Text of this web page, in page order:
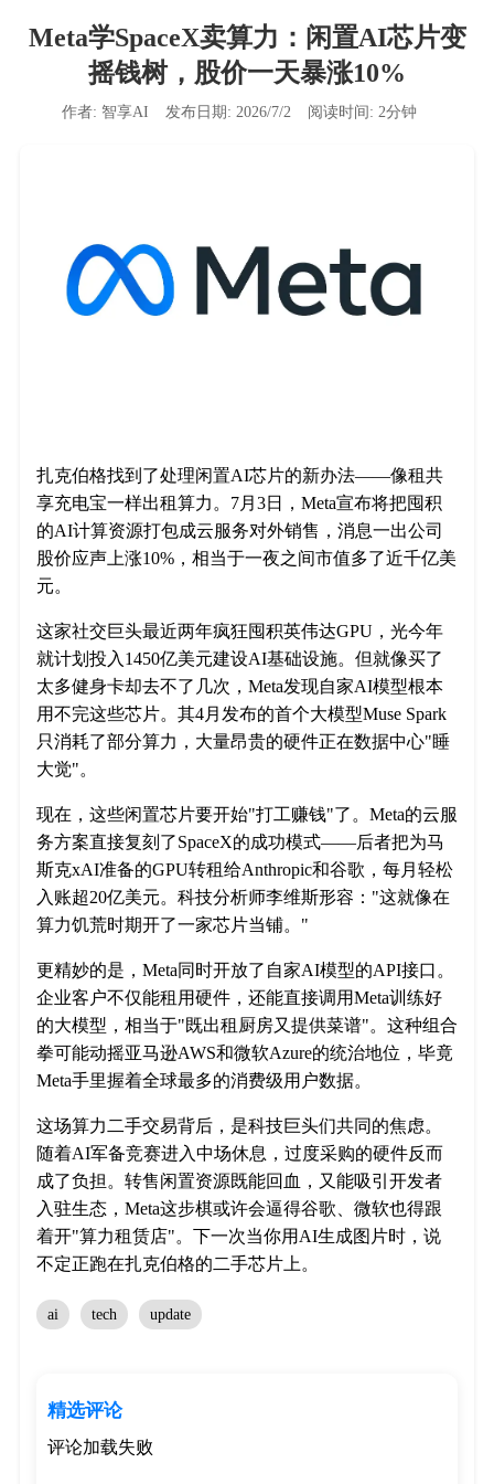
Meta学SpaceX卖算力：闲置AI芯片变
摇钱树，股价一天暴涨10%
作者: 智享AI 发布日期: 2026/7/2 阅读时间: 2分钟
扎克伯格找到了处理闲置AI芯片的新办法——像租共
享充电宝一样出租算力。7月3日，Meta宣布将把囤积
的AI计算资源打包成云服务对外销售，消息一出公司
股价应声上涨10%，相当于一夜之间市值多了近千亿美
元。
这家社交巨头最近两年疯狂囤积英伟达GPU，光今年
就计划投入1450亿美元建设AI基础设施。但就像买了
太多健身卡却去不了几次，Meta发现自家AI模型根本
用不完这些芯片。其4月发布的首个大模型Muse Spark
只消耗了部分算力，大量昂贵的硬件正在数据中心"睡
大觉"。
现在，这些闲置芯片要开始"打工赚钱"了。Meta的云服
务方案直接复刻了SpaceX的成功模式——后者把为马
斯克xAI准备的GPU转租给Anthropic和谷歌，每月轻松
入账超20亿美元。科技分析师李维斯形容："这就像在
算力饥荒时期开了一家芯片当铺。"
更精妙的是，Meta同时开放了自家AI模型的API接口。
企业客户不仅能租用硬件，还能直接调用Meta训练好
的大模型，相当于"既出租厨房又提供菜谱"。这种组合
拳可能动摇亚马逊AWS和微软Azure的统治地位，毕竟
Meta手里握着全球最多的消费级用户数据。
这场算力二手交易背后，是科技巨头们共同的焦虑。
随着AI军备竞赛进入中场休息，过度采购的硬件反而
成了负担。转售闲置资源既能回血，又能吸引开发者
入驻生态，Meta这步棋或许会逼得谷歌、微软也得跟
着开"算力租赁店"。下一次当你用AI生成图片时，说
不定正跑在扎克伯格的二手芯片上。
ai tech update
精选评论
评论加载失败